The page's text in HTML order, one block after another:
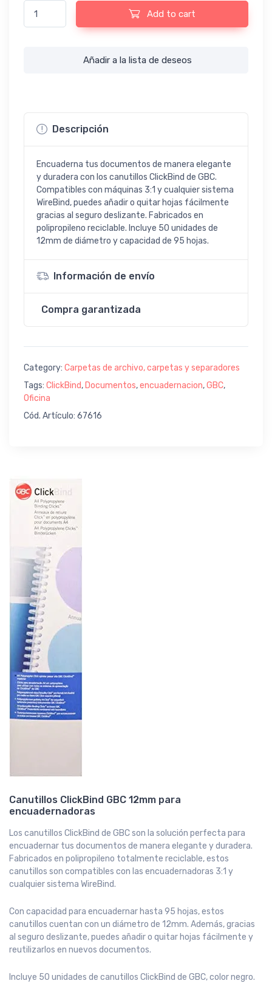
Canutillos ClickBind GBC 12mm para encuadernadoras (50
Add to cart
Añadir a la lista de deseos
Descripción
Encuaderna tus documentos de manera elegante
y duradera con los canutillos ClickBind de GBC.
Compatibles con máquinas 3:1 y cualquier sistema
WireBind, puedes añadir o quitar hojas fácilmente
gracias al seguro deslizante. Fabricados en
polipropileno reciclable. Incluye 50 unidades de
12mm de diámetro y capacidad de 95 hojas.
Información de envío
Compra garantizada
Category: Carpetas de archivo, carpetas y separadores
Tags: ClickBind, Documentos,encuadernacion,GBC,
Oficina
Cód. Artículo: 67616
Canutillos ClickBind GBC 12mm para
encuadernadoras
Los canutillos ClickBind de GBC son la solución perfecta para
encuadernar tus documentos de manera elegante y duradera.
Fabricados en polipropileno totalmente reciclable, estos
canutillos son compatibles con las encuadernadoras 3:1 y
cualquier sistema WireBind.
Con capacidad para encuadernar hasta 95 hojas, estos
canutillos cuentan con un diámetro de 12mm. Además, gracias
al seguro deslizante, puedes añadir o quitar hojas fácilmente y
reutilizarlos en nuevos documentos.
Incluye 50 unidades de canutillos ClickBind de GBC, color negro.